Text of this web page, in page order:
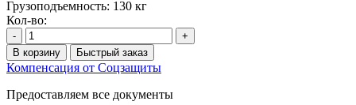
Грузоподъемность: 130 кг
Кол-во:
-
+
В корзину
Быстрый заказ
Компенсация от Соцзащиты
Предоставляем все документы